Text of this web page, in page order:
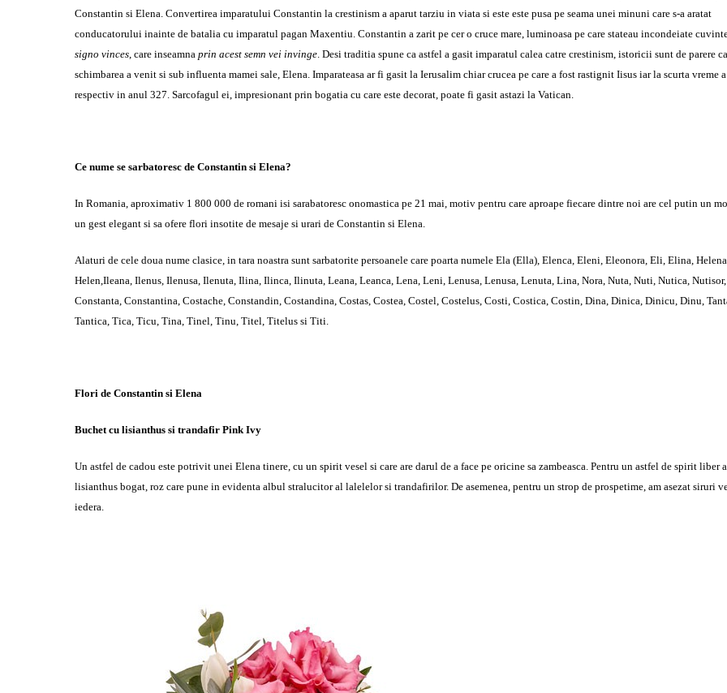
Constantin si Elena. Convertirea imparatului Constantin la crestinism a aparut tarziu in viata si este este pusa pe seama unei minuni care s-a aratat
conducatorului inainte de batalia cu imparatul pagan Maxentiu. Constantin a zarit pe cer o cruce mare, luminoasa pe care stateau incondeiate
signo vinces, care inseamna prin acest semn vei invinge. Desi traditia spune ca astfel a gasit imparatul calea catre crestinism, istoricii sunt de parere ca
schimbarea a venit si sub influenta mamei sale, Elena. Imparateasa ar fi gasit la Ierusalim chiar crucea pe care a fost rastignit Iisus iar la scurta vreme
respectiv in anul 327. Sarcofagul ei, impresionant prin bogatia cu care este decorat, poate fi gasit astazi la Vatican.
Ce nume se sarbatoresc de Constantin si Elena?
In Romania, aproximativ 1 800 000 de romani isi sarabatoresc onomastica pe 21 mai, motiv pentru care aproape fiecare dintre noi are cel putin un
un gest elegant si sa ofere flori insotite de mesaje si urari de Constantin si Elena.
Alaturi de cele doua nume clasice, in tara noastra sunt sarbatorite persoanele care poarta numele Ela (Ella), Elenca, Eleni, Eleonora, Eli, Elina,
Helen,Ileana, Ilenus, Ilenusa, Ilenuta, Ilina, Ilinca, Ilinuta, Leana, Leanca, Lena, Leni, Lenusa, Lenusa, Lenuta, Lina, Nora, Nuta, Nuti, Nutica,
Constanta, Constantina, Costache, Constandin, Costandina, Costas, Costea, Costel, Costelus, Costi, Costica, Costin, Dina, Dinica, Dinicu, Dinu,
Tantica, Tica, Ticu, Tina, Tinel, Tinu, Titel, Titelus si Titi.
Flori de Constantin si Elena
Buchet cu lisianthus si trandafir Pink Ivy
Un astfel de cadou este potrivit unei Elena tinere, cu un spirit vesel si care are darul de a face pe oricine sa zambeasca. Pentru un astfel de spirit liber
lisianthus bogat, roz care pune in evidenta albul stralucitor al lalelelor si trandafirilor. De asemenea, pentru un strop de prospetime, am asezat siruri
iedera.